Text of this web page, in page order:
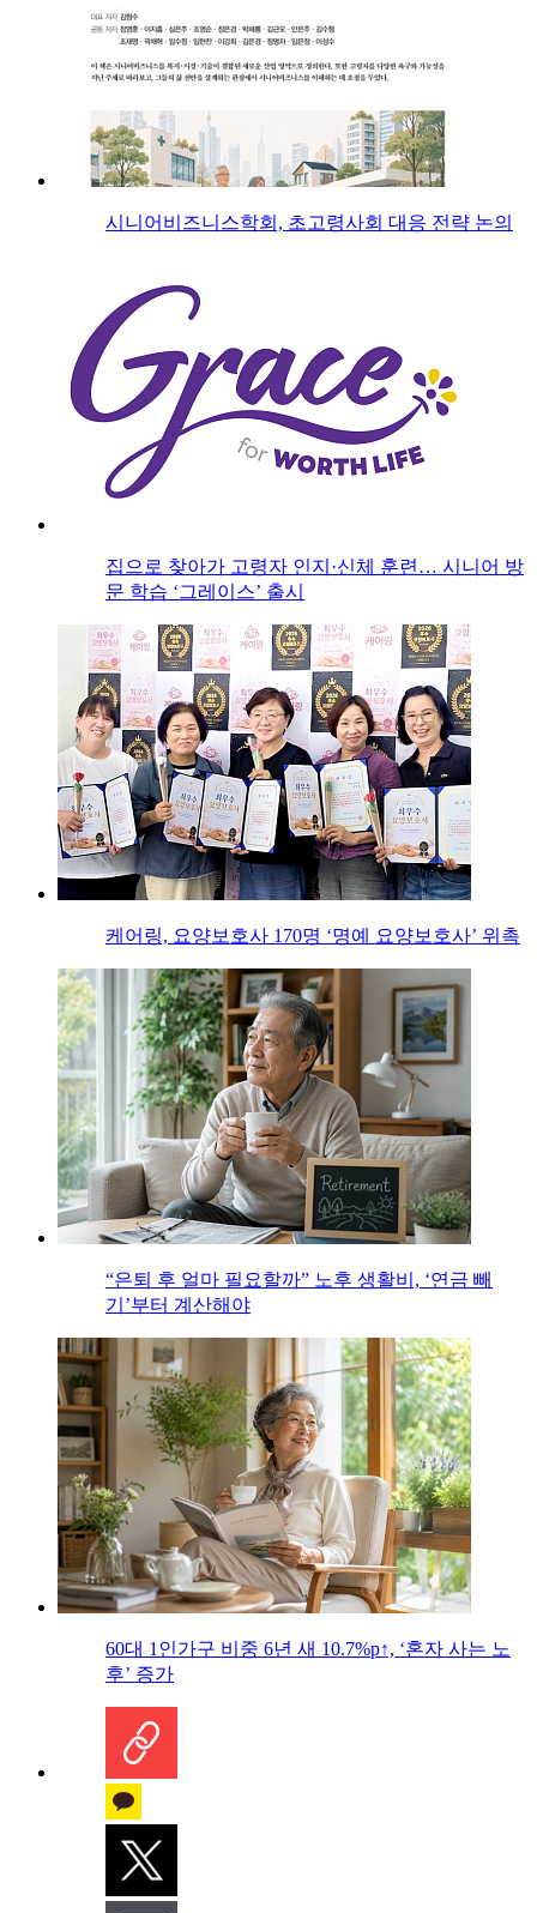
시니어비즈니스학회, 초고령사회 대응 전략 논의
집으로 찾아가 고령자 인지·신체 훈련… 시니어 방
문 학습 ‘그레이스’ 출시
케어링, 요양보호사 170명 ‘명예 요양보호사’ 위촉
“은퇴 후 얼마 필요할까” 노후 생활비, ‘연금 빼
기’부터 계산해야
60대 1인가구 비중 6년 새 10.7%p↑, ‘혼자 사는 노
후’ 증가